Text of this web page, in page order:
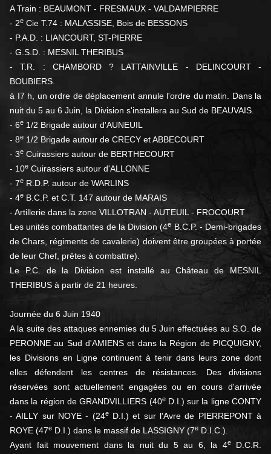
A Train : BEAUMONT - FRESMAUX - VALDAMPIERRE
- 2e Cie T.74 : MALASSISE, Bois de BESSONS
- P.A.D. : LIANCOURT, ST-PIERRE
- G.S.D. : MESNIL THERIBUS
- T.R. : CHAMBORD ? LATTAINVILLE - DELINCOURT -
BOUBIERS.
à I7 h, un ordre de déplacement annule l'ordre du matin. Dans la
nuit du 5 au 6 Juin, la Division s'installera au Sud de BEAUVAIS.
- 6e 1/2 Brigade autour d'AUNEUIL
- 8e 1/2 Brigade autour de CRECY et ABBECOURT
- 3e Cuirassiers autour de BERTHECOURT
- 10e Cuirassiers autour d'ALLONNE
- 7e R.D.P. autour de WARLINS
- 4e B.C.P. et C.T. 147 autour de MARAIS
- Artillerie dans la zone VILLOTRAN - AUTEUIL - FROCOURT
Les unités combattantes de la Division (4e B.C.P. - Demi-brigades
de Chars, régiments de cavalerie) doivent être groupées à portée
de leur Chef, prêtes à combattre).
Le P.C. de la Division est installé au Château de MESNIL
THERIBUS à partir de 21 heures.
Journée du 6 Juin 1940
A la suite des attaques ennemies du 5 Juin effectuées au S.O. de
PERONNE au Sud d'AMIENS et dans la Région de PICQUIGNY,
les Divisions en Ligne continuent à tenir dans leurs zone dont
elles défendent les centres de résistances. Des divisions
réservées sont actuellement engagées ou en cours d'arrivée
dans la région de GRANDVILLIERS (40eD.I.) sur la ligne CONTY
- AILLY sur NOYE - (24eD.I.) et sur l'Avre de PIERREPONT à
ROYE (47e D.I.) dans le massif de LASSIGNY (7e D.I.C.).
Ayant fait mouvement dans la nuit du 5 au 6, la 4eD.C.R.